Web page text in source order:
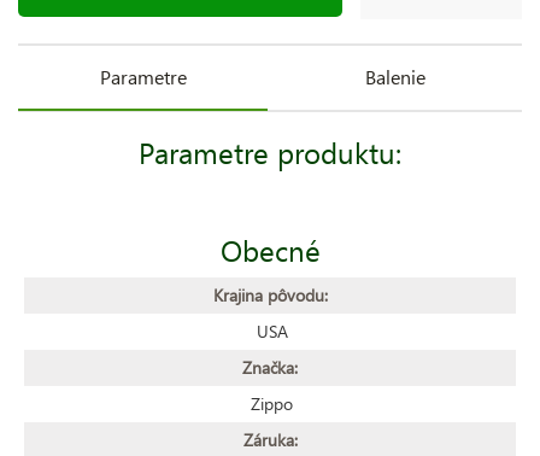
Parametre Balenie
Parametre produktu:
Obecné
Krajina pôvodu:
USA
Značka:
Zippo
Záruka: